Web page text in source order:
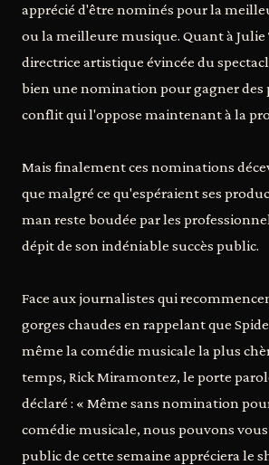
apprécié d'être nominés pour la
ou la meilleure musique. Quant à Julie
directrice artistique évincée du
bien une nomination pour gagner des
conflit qui l'oppose maintenant à la
Mais finalement ces nominations
que malgré ce qu'espéraient ses
man reste boudée par les
dépit de son indéniable succès public.
Face aux journalistes qui
gorges chaudes en rappelant que
même la comédie musicale la plus
temps, Rick Miramontez, le porte
déclaré : « Même sans nomination
comédie musicale, nous pouvons
public de cette semaine appréciera le